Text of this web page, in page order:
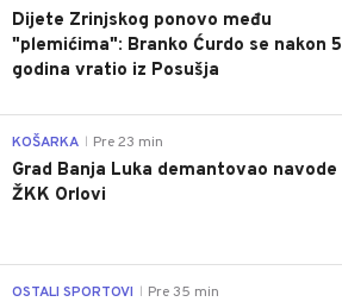
Dijete Zrinjskog ponovo među
"plemićima": Branko Ćurdo se nakon 5
godina vratio iz Posušja
KOŠARKA Pre 23 min
Grad Banja Luka demantovao navode
ŽKK Orlovi
OSTALI SPORTOVI Pre 35 min